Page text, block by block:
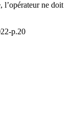
l’opérateur ne doit
p.20